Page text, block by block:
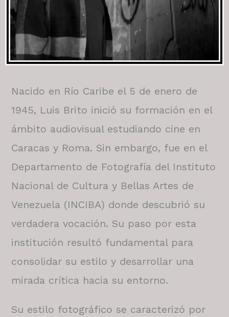
Nacido en Río Caribe el 5 de enero de
1945, Luis Brito inició su formación en el
ámbito audiovisual estudiando cine en
Caracas y Roma. Sin embargo, fue en el
Departamento de Fotografía del Instituto
Nacional de Cultura y Bellas Artes de
Venezuela (INCIBA) donde descubrió su
verdadera vocación. Su paso por esta
institución resultó fundamental para
consolidar su estilo y desarrollar una
mirada crítica hacia su entorno.
Su estilo fotográfico se caracterizó por